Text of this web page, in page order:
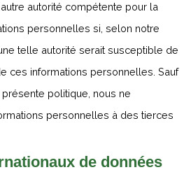
autorité compétente pour la
personnelles si, selon notre
telle autorité serait susceptible de
ces informations personnelles. Sauf
politique, nous ne
personnelles à des tierces
de données